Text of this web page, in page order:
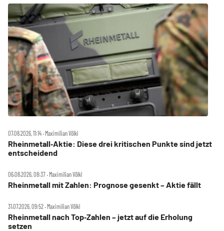
07.08.2026, 11:14 ‧ Maximilian Völkl
Rheinmetall‑Aktie: Diese drei kritischen Punkte sind jetzt
entscheidend
06.08.2026, 08:37 ‧ Maximilian Völkl
Rheinmetall mit Zahlen: Prognose gesenkt – Aktie fällt
31.07.2026, 09:52 ‧ Maximilian Völkl
Rheinmetall nach Top‑Zahlen – jetzt auf die Erholung
setzen